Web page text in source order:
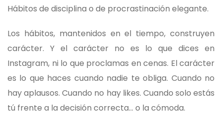
Hábitos de disciplina o de procrastinación elegante.
Los hábitos, mantenidos en el tiempo, construyen
carácter. Y el carácter no es lo que dices en
Instagram, ni lo que proclamas en cenas. El carácter
es lo que haces cuando nadie te obliga. Cuando no
hay aplausos. Cuando no hay likes. Cuando solo estás
tú frente a la decisión correcta… o la cómoda.